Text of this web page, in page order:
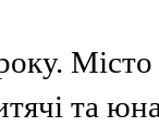
та